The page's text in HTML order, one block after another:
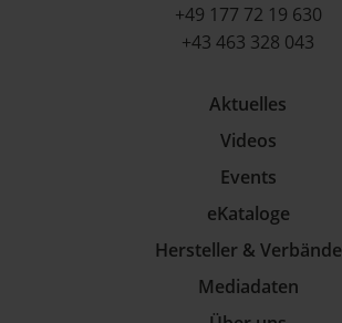
+49 177 72 19 630
+43 463 328 043
Aktuelles
Videos
Events
eKataloge
Hersteller & Verbände
Mediadaten